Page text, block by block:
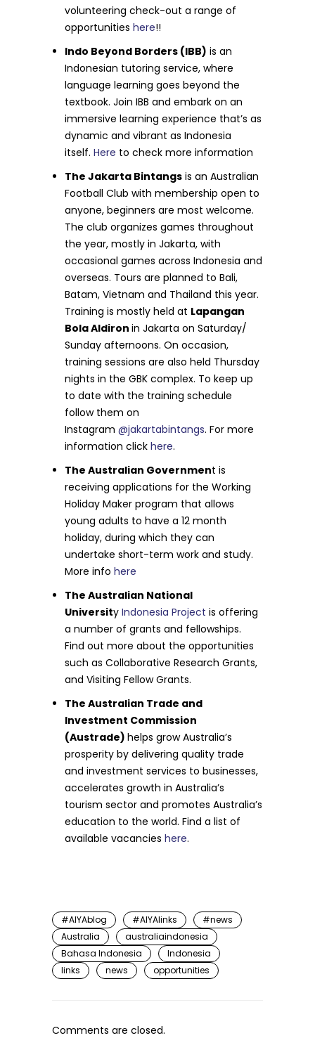
volunteering check-out a range of
opportunitieshere!!
Indo Beyond Borders (IBB) is an
Indonesian tutoring service, where
language learning goes beyond the
textbook. Join IBB and embark on an
immersive learning experience that’s as
dynamic and vibrant as Indonesia
itself. Here to check more information
The Jakarta Bintangs is an Australian
Football Club with membership open to
anyone, beginners are most welcome.
The club organizes games throughout
the year, mostly in Jakarta, with
occasional games across Indonesia and
overseas. Tours are planned to Bali,
Batam, Vietnam and Thailand this year.
Training is mostly held at Lapangan
Bola Aldironin Jakarta on Saturday/
Sunday afternoons. On occasion,
training sessions are also held Thursday
nights in the GBK complex. To keep up
to date with the training schedule
follow them on
Instagram @jakartabintangs. For more
information click here.
The Australian Government is
receiving applications for the Working
Holiday Maker program that allows
young adults to have a 12 month
holiday, during which they can
undertake short-term work and study.
More info here
The Australian National
University Indonesia Project is offering
a number of grants and fellowships.
Find out more about the opportunities
such as Collaborative Research Grants,
and Visiting Fellow Grants.
The Australian Trade and
Investment Commission
(Austrade)helps grow Australia’s
prosperity by delivering quality trade
and investment services to businesses,
accelerates growth in Australia’s
tourism sector and promotes Australia’s
education to the world. Find a list of
available vacancies here.
#AIYAblog #AIYAlinks
#news
Australia
australiaindonesia
Bahasa Indonesia
Indonesia
links
news opportunities
Comments are closed.